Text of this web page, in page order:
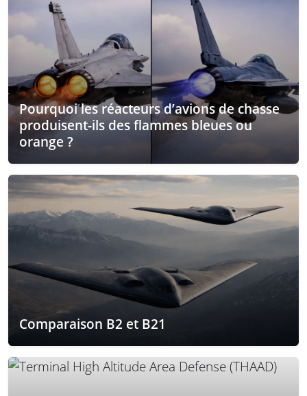
Pourquoi les réacteurs d’avions de chasse
produisent-ils des flammes bleues ou
orange ?
Comparaison B2 et B21